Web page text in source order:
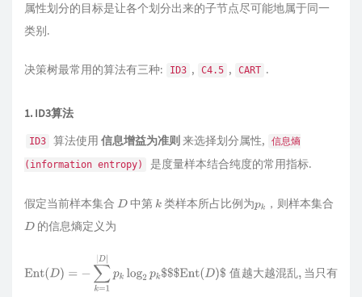
属性划分的目标是让各个划分出来的子节点尽可能地属于同一
类别.
决策树最常用的算法有三种: ID3 , C4.5 , CART .
1. ID3算法
ID3 算法使用 信息增益为准则 来选择划分属性, 信息熵
(information entropy) 是度量样本结合纯度的常用指标.
假定当前样本集合 D 中第k类样本所占比例为p
，则样本集合
D 的信息熵定义为
值越大越混乱 当 只有一
Ent (D)= 1|D|p log $$Ent( D) $值越大越混乱,当只有一个
信息熵‘为